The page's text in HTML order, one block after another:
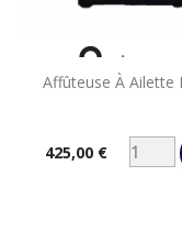
Affûteuse À Ailette
Prix425,00 €
 Aperçu